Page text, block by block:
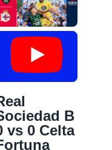
B
vs 0 Celta